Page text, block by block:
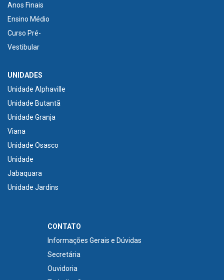
Anos Finais
Ensino Médio
Curso Pré-
Vestibular
UNIDADES
Unidade Alphaville
Unidade Butantã
Unidade Granja
Viana
Unidade Osasco
Unidade
Jabaquara
Unidade Jardins
CONTATO
Informações Gerais e Dúvidas
Secretária
Ouvidoria